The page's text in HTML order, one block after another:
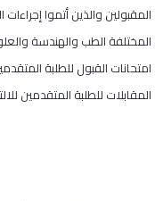
المقبولين والذين أتموا
المختلفة الطب والهندسة
امتحانات القبول للطلبة
المقابلات للطلبة المتقدمين